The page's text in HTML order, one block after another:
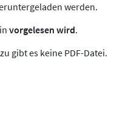
werden.
vorgelesen wird.
gibt es keine PDF-Datei.